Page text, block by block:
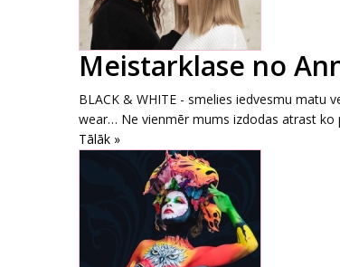
Meistarklase no
BLACK & WHITE - smelies iedvesmu matu
wear… Ne vienmēr mums izdodas atrast ko
Tālāk »